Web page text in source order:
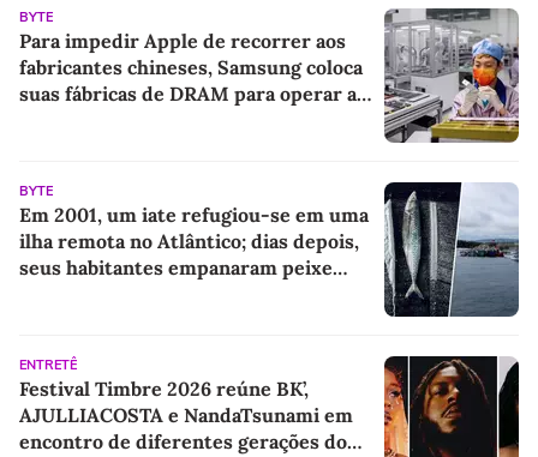
BYTE
Para impedir Apple de recorrer aos
fabricantes chineses, Samsung coloca
suas fábricas de DRAM para operar a
BYTE
Em 2001, um iate refugiou-se em uma
ilha remota no Atlântico; dias depois,
seus habitantes empanaram peixe
ENTRETÊ
Festival Timbre 2026 reúne BK’,
AJULLIACOSTA e NandaTsunami em
encontro de diferentes gerações do